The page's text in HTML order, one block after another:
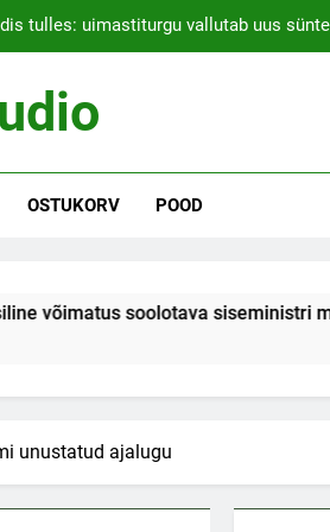
tulles: uimastiturgu vallutab uus
turul – Euroopa
reguleerimata turul – Euroopa
OSTUKORV POOD
siseministri mõtteis
unustatud ajalugu